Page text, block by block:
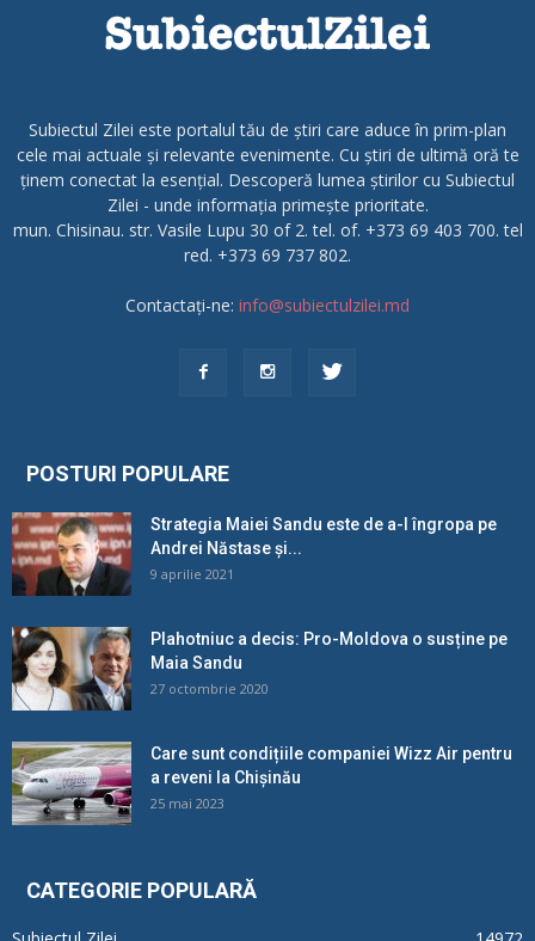
Subiectul Zilei este portalul tău de știri care aduce în prim-plan
cele mai actuale și relevante evenimente. Cu știri de ultimă oră te
ținem conectat la esențial. Descoperă lumea știrilor cu Subiectul
Zilei - unde informația primește prioritate.
mun. Chisinau. str. Vasile Lupu 30 of 2. tel. of. +373 69 403 700. tel
red. +373 69 737 802.
Contactați-ne: info@subiectulzilei.md
POSTURI POPULARE
Strategia Maiei Sandu este de a-l îngropa pe
Andrei Năstase și...
9 aprilie 2021
Plahotniuc a decis: Pro-Moldova o susține pe
Maia Sandu
27 octombrie 2020
Care sunt condițiile companiei Wizz Air pentru
a reveni la Chișinău
25 mai 2023
CATEGORIE POPULARĂ